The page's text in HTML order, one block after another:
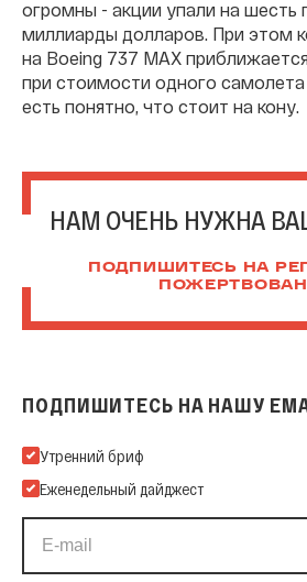
огромны - акции упали на шесть
миллиарды долларов. При этом
на Boeing 737 MAX
при стоимости одного
есть понятно, что стоит на кону.
НАМ ОЧЕНЬ НУЖНА
ПОДПИШИТЕСЬ НА
ПОДПИШИТЕСЬ НА НАШУ
Подпишитесь на нашу Email-рассылку
Утренний бриф
Еженедельный дайджест